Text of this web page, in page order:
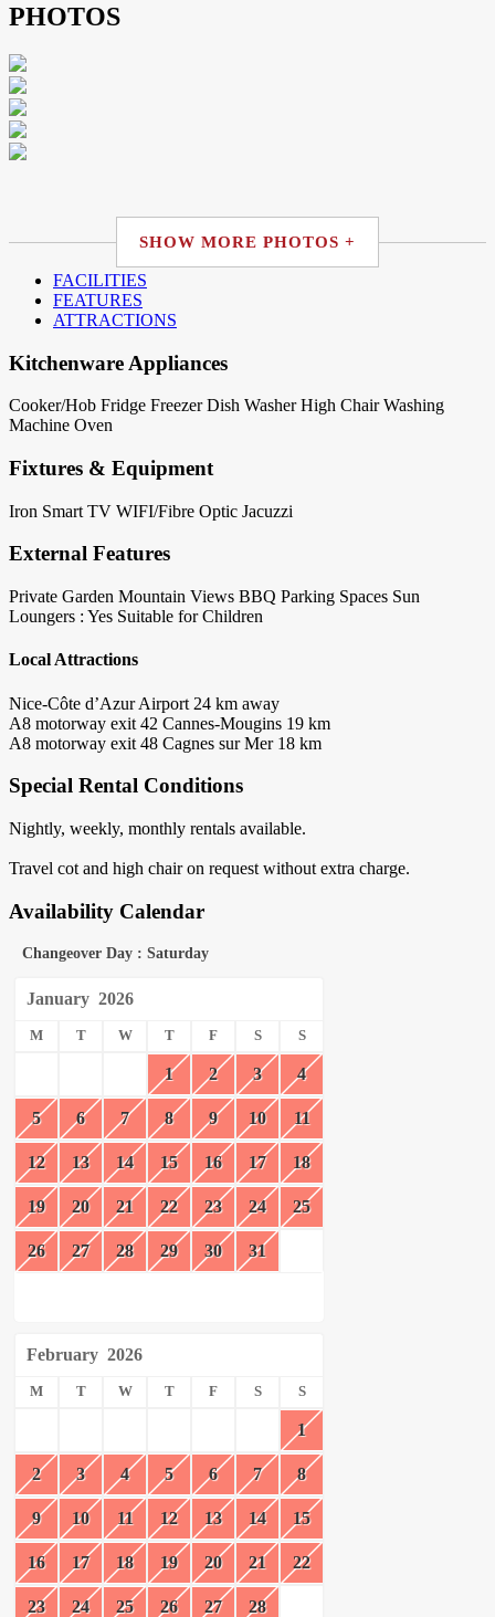
PHOTOS
SHOW MORE PHOTOS +
FACILITIES
FEATURES
ATTRACTIONS
Kitchenware Appliances
Cooker/Hob Fridge Freezer Dish Washer High Chair Washing
Machine Oven
Fixtures & Equipment
Iron Smart TV WIFI/Fibre Optic Jacuzzi
External Features
Private Garden Mountain Views BBQ Parking Spaces Sun
Loungers : Yes Suitable for Children
Local Attractions
Nice-Côte d’Azur Airport 24 km away
A8 motorway exit 42 Cannes-Mougins 19 km
A8 motorway exit 48 Cagnes sur Mer 18 km
Special Rental Conditions
Nightly, weekly, monthly rentals available.
Travel cot and high chair on request without extra charge.
Availability Calendar
Changeover Day : Saturday
January 2026
M T W T F S S
1 2 3 4
5 6 7 8 9 10 11
12 13 14 15 16 17 18
19 20 21 22 23 24 25
26 27 28 29 30 31
February 2026
M T W T F S S
1
2 3 4 5 6 7 8
9 10 11 12 13 14 15
16 17 18 19 20 21 22
23 24 25 26 27 28